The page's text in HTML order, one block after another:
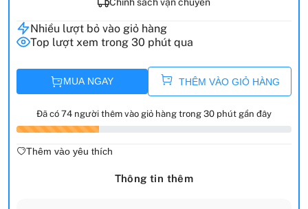
Nhiều lượt bỏ vào giỏ hàng
Top lượt xem trong 30 phút qua
MUA NGAY THÊM VÀO GIỎ HÀNG
Đã có 74 người thêm vào giỏ hàng trong 30 phút gần đây
Thêm vào yêu thích
Thông tin thêm